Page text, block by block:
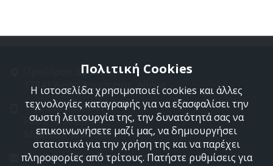
Προέδρου Δρακάκη 11
17341 Άγιος Δημήτριος, Αθήνα
Τηλ: 210 9850244
Fax: 210 9823264
Mob: 697 4894 108
Email: info@profelmnet.com
Πολιτική Cookies
Η ιστοσελίδα χρησιμοποιεί cookies και άλλες
τεχνολογίες καταγραφής για να εξασφαλίσει την
σωστή λειτουργία της, την δυνατότητά σας να
επικοινωνήσετε μαζί μας, να δημιουργήσει
στατιστικά για την χρήση της και να παρέχει
πληροφορίες από τρίτους. Πατήστε ρυθμίσεις για